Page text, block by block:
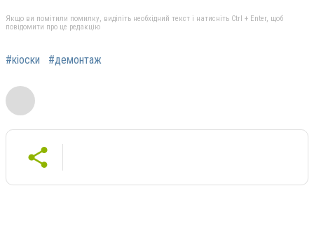
Якщо ви помітили помилку, виділіть необхідний текст і натисніть Ctrl + Enter, щоб
повідомити про це редакцію
#кіоски #демонтаж